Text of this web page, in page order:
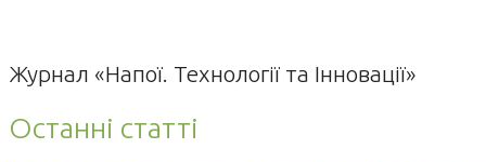
Журнал «Напої. Технології та Інновації»
Останні статті